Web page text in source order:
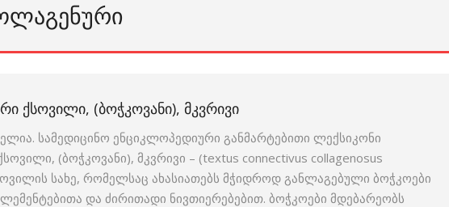
ᲥᲡᲝᲕᲘᲚᲘ, (ᲑᲝᲭᲙᲝᲕᲐᲜᲘ), ᲛᲙᲕᲠᲘᲕᲘ
სამედიცინო ენციკლოპედიური განმარტებითი ლექსიკონი
(ბოჭკოვანი), მკვრივი – (textus connectivus collagenosus
სახე, რომელსაც ახასიათებს მჭიდროდ განლაგებული ბოჭკოები
და ძირითადი ნივთიერებებით. ბოჭკოები მდებარეობს